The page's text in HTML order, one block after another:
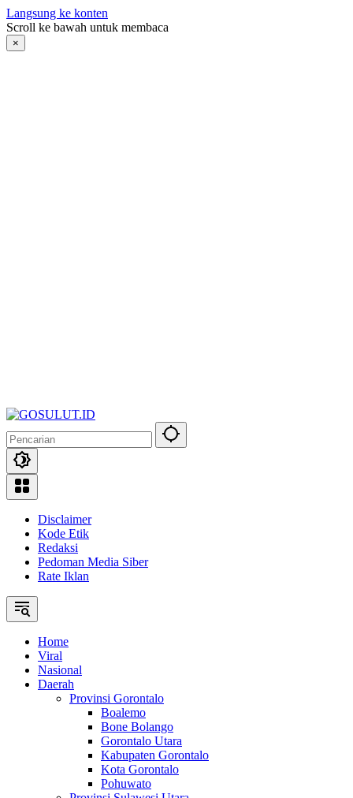
Langsung ke konten
Scroll ke bawah untuk membaca
×
Disclaimer
Kode Etik
Redaksi
Pedoman Media Siber
Rate Iklan
Home
Viral
Nasional
Daerah
Provinsi Gorontalo
Boalemo
Bone Bolango
Gorontalo Utara
Kabupaten Gorontalo
Kota Gorontalo
Pohuwato